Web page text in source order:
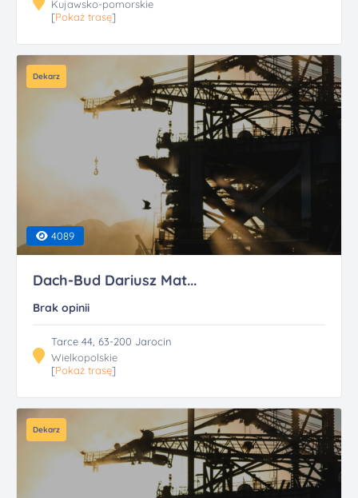
Kujawsko-pomorskie
[Pokaż trasę]
Dekarz
4089
Dach-Bud Dariusz Mat...
Brak opinii
Tarce 44, 63-200 Jarocin
Wielkopolskie
[Pokaż trasę]
Dekarz